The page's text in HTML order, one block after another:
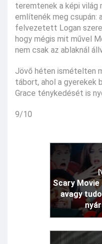
teremtenek a képi világ
említenék meg csupán:
felvezetett Logan
hogy mégis mit művel
nem csak az ablaknál
Jövő héten ismételten
tábort, ahol a gyerekek
Grace ténykedését is
9/10
Scary
avagy